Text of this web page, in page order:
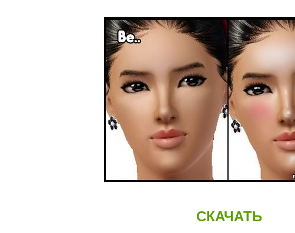
СКАЧАТЬ